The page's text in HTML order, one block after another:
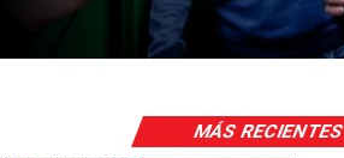
MÁS RECIENTES